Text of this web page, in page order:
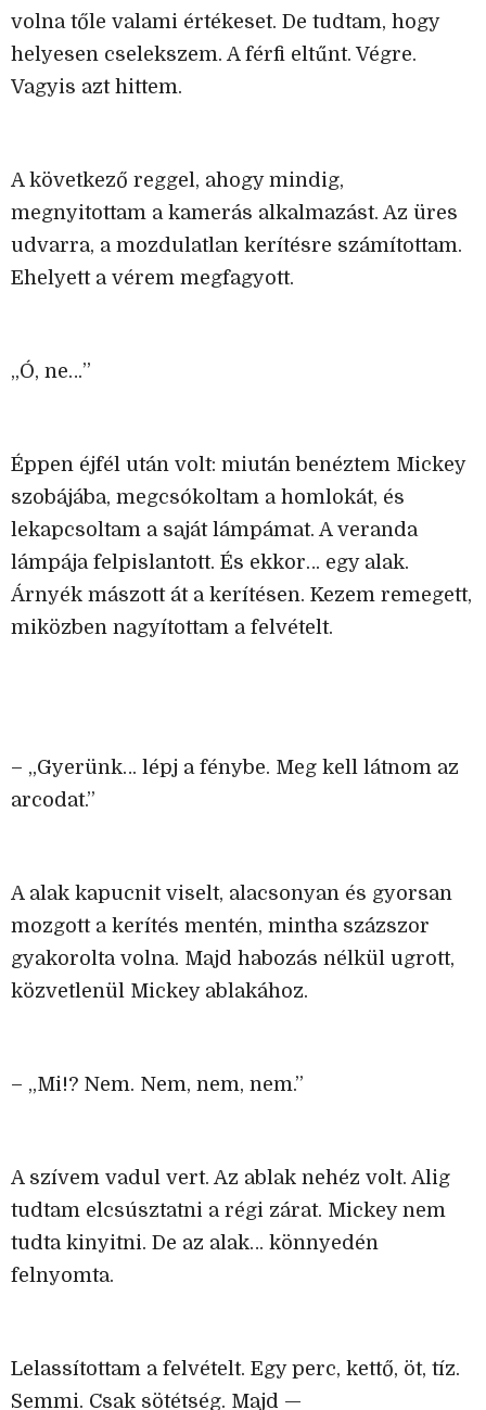
volna tőle valami értékeset. De tudtam, hogy
helyesen cselekszem. A férfi eltűnt. Végre.
Vagyis azt hittem.
A következő reggel, ahogy mindig,
megnyitottam a kamerás alkalmazást. Az üres
udvarra, a mozdulatlan kerítésre számítottam.
Ehelyett a vérem megfagyott.
„Ó, ne…”
Éppen éjfél után volt: miután benéztem Mickey
szobájába, megcsókoltam a homlokát, és
lekapcsoltam a saját lámpámat. A veranda
lámpája felpislantott. És ekkor… egy alak.
Árnyék mászott át a kerítésen. Kezem remegett,
miközben nagyítottam a felvételt.
– „Gyerünk… lépj a fénybe. Meg kell látnom az
arcodat.”
A alak kapucnit viselt, alacsonyan és gyorsan
mozgott a kerítés mentén, mintha százszor
gyakorolta volna. Majd habozás nélkül ugrott,
közvetlenül Mickey ablakához.
– „Mi!? Nem. Nem, nem, nem.”
A szívem vadul vert. Az ablak nehéz volt. Alig
tudtam elcsúsztatni a régi zárat. Mickey nem
tudta kinyitni. De az alak… könnyedén
felnyomta.
Lelassítottam a felvételt. Egy perc, kettő, öt, tíz.
Semmi. Csak sötétség. Majd —